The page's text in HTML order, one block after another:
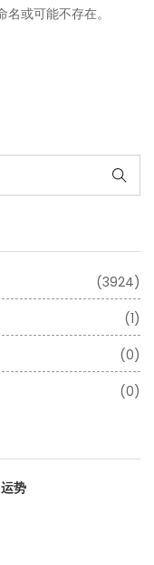
或可能不存在。
(3924)
(1)
(0)
(0)
势